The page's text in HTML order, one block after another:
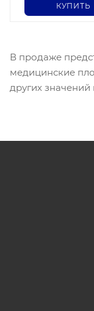
КУПИТЬ
В продаже
медицинские
других значений